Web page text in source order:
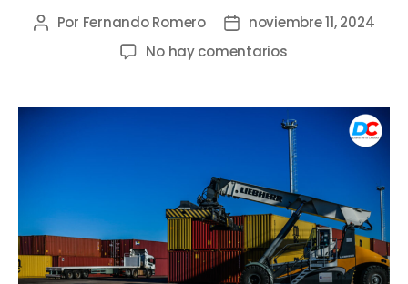
Por Fernando Romero
noviembre 11, 2024
No hay comentarios